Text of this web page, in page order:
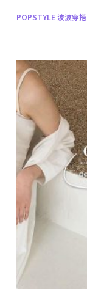
POPSTYLE 波波穿搭